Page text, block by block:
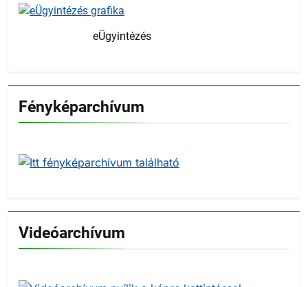
eÜgyintézés
Fényképarchívum
Videóarchívum